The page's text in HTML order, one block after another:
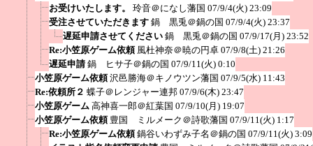
お受けいたします。
玲音＠になし藩国 07/9/4(火) 23:09
受注させていただきます 鍋 黒兎＠鍋の国 07/9/4(火) 23:37
遅延申請させてください 鍋 黒兎＠鍋の国 07/9/17(月) 23:52
Re:小笠原ゲーム依頼 風杜神奈＠暁の円卓 07/9/8(土) 21:26
遅延申請 鍋 ヒサ子＠鍋の国 07/9/11(火) 0:10
小笠原ゲーム依頼 沢邑勝海＠キノウツン藩国 07/9/5(水) 11:43
Re:依頼所２ 蝶子＠レンジャー連邦 07/9/6(木) 23:47
小笠原ゲーム 高神喜一郎＠紅葉国 07/9/10(月) 19:07
小笠原ゲーム依頼 豊国 ミルメーク＠詩歌藩国 07/9/11(火) 1:17
Re:小笠原ゲーム依頼 鍋谷いわずみ子名＠鍋の国 07/9/11(火) 3:09